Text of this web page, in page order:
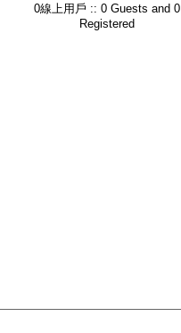
0線上用戶 :: 0 Guests and 0
Registered